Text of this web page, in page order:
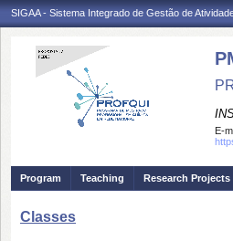
SIGAA - Sistema Integrado de Gestão de
E-
Program Teaching Research Projects
Classes